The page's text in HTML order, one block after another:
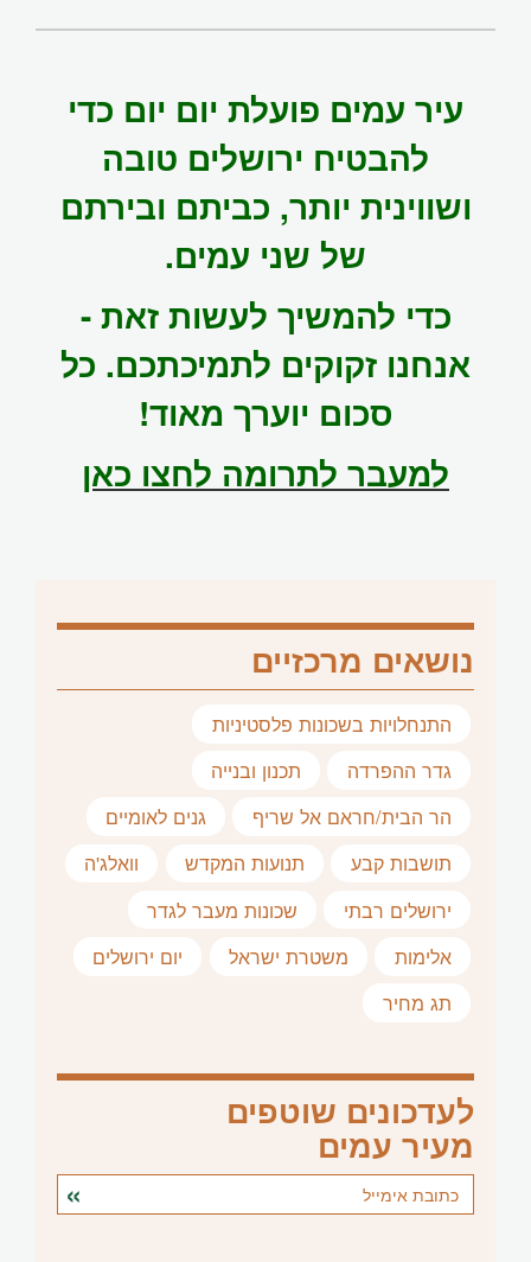
עיר עמים פועלת יום יום כדי
להבטיח ירושלים טובה
ושווינית יותר, כביתם ובירתם
של שני עמים.
כדי להמשיך לעשות זאת -
אנחנו זקוקים לתמיכתכם. כל
סכום יוערך מאוד!
למעבר לתרומה לחצו כאן
נושאים מרכזיים
התנחלויות בשכונות פלסטיניות
גדר ההפרדה
תכנון ובנייה
הר הבית/חראם אל שריף
גנים לאומיים
תושבות קבע
תנועות המקדש
וואלג'ה
ירושלים רבתי
שכונות מעבר לגדר
אלימות
משטרת ישראל
יום ירושלים
תג מחיר
לעדכונים שוטפים
מעיר עמים